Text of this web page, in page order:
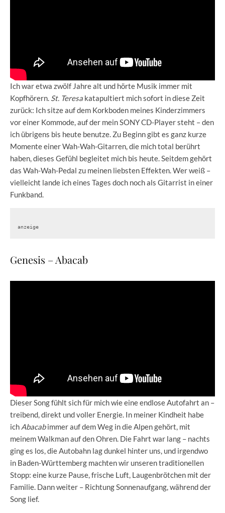
Ich war etwa zwölf Jahre alt und hörte Musik immer mit
Kopfhörern. St. Teresa katapultiert mich sofort in diese Zeit
zurück: Ich sitze auf dem Korkboden meines Kinderzimmers
vor einer Kommode, auf der mein SONY CD-Player steht – den
ich übrigens bis heute benutze. Zu Beginn gibt es ganz kurze
Momente einer Wah-Wah-Gitarren, die mich total berührt
haben, dieses Gefühl begleitet mich bis heute. Seitdem gehört
das Wah-Wah-Pedal zu meinen liebsten Effekten. Wer weiß –
vielleicht lande ich eines Tages doch noch als Gitarrist in einer
Funkband.
anzeige
Genesis – Abacab
Dieser Song fühlt sich für mich wie eine endlose Autofahrt an –
treibend, direkt und voller Energie. In meiner Kindheit habe
ich Abacabimmer auf dem Weg in die Alpen gehört, mit
meinem Walkman auf den Ohren. Die Fahrt war lang – nachts
ging es los, die Autobahn lag dunkel hinter uns, und irgendwo
in Baden-Württemberg machten wir unseren traditionellen
Stopp: eine kurze Pause, frische Luft, Laugenbrötchen mit der
Familie. Dann weiter – Richtung Sonnenaufgang, während der
Song lief.